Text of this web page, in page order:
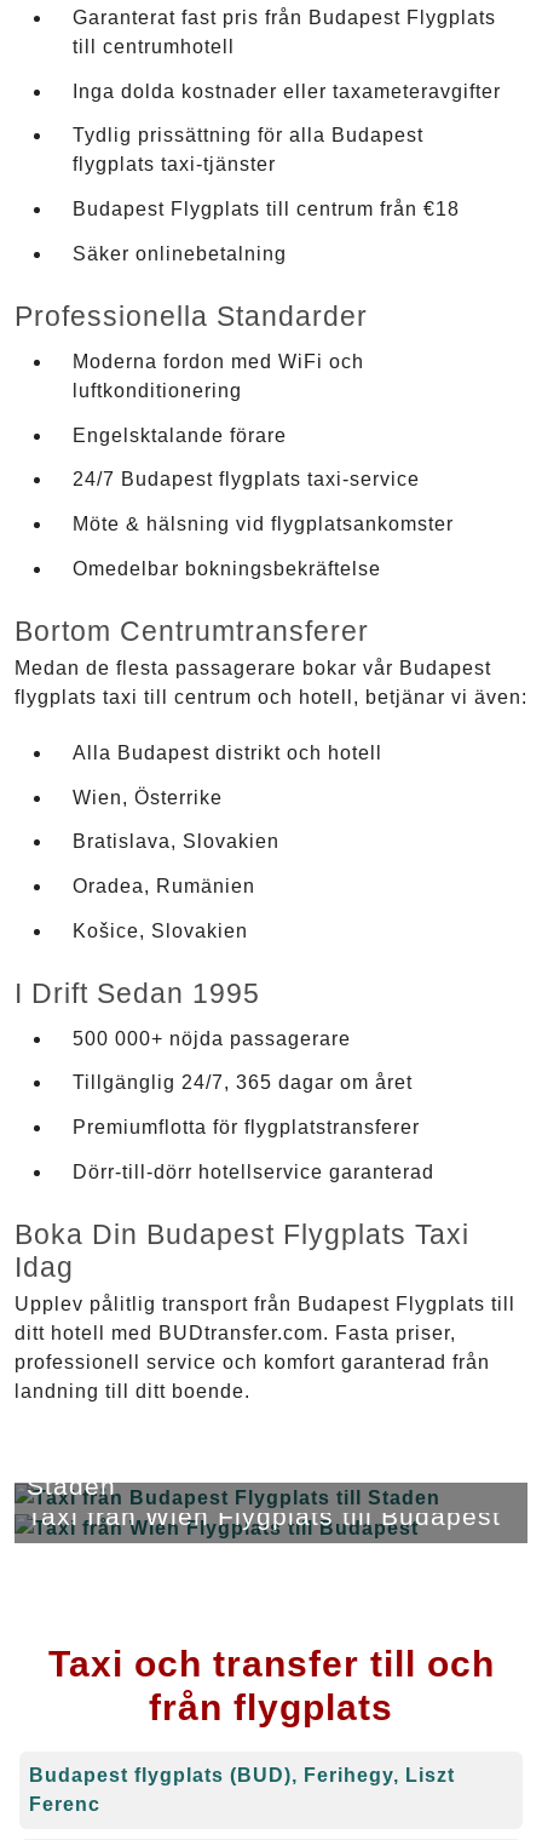
Garanterat fast pris från Budapest Flygplats
till centrumhotell
Inga dolda kostnader eller taxameteravgifter
Tydlig prissättning för alla Budapest
flygplats taxi-tjänster
Budapest Flygplats till centrum från €18
Säker onlinebetalning
Professionella Standarder
Moderna fordon med WiFi och
luftkonditionering
Engelsktalande förare
24/7 Budapest flygplats taxi-service
Möte & hälsning vid flygplatsankomster
Omedelbar bokningsbekräftelse
Bortom Centrumtransferer
Medan de flesta passagerare bokar vår Budapest
flygplats taxi till centrum och hotell, betjänar vi även:
Alla Budapest distrikt och hotell
Wien, Österrike
Bratislava, Slovakien
Oradea, Rumänien
Košice, Slovakien
I Drift Sedan 1995
500 000+ nöjda passagerare
Tillgänglig 24/7, 365 dagar om året
Premiumflotta för flygplatstransferer
Dörr-till-dörr hotellservice garanterad
Boka Din Budapest Flygplats Taxi
Idag
Upplev pålitlig transport från Budapest Flygplats till
ditt hotell med BUDtransfer.com. Fasta priser,
professionell service och komfort garanterad från
landning till ditt boende.
Staden
Taxi från Wien Flygplats till Budapest
Taxi och transfer till och
från flygplats
Budapest flygplats (BUD), Ferihegy, Liszt
Ferenc